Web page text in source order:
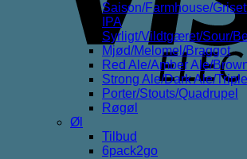
Saison/Farmhouse/
IPA
Syrligt/Vildtgæret/Sour/
Mjød/Melomel/Braggot
Red Ale/Amber Ale/
Strong Ale/Dark Ale/
Porter/Stouts/Quadrupel
Røgøl
Øl
Tilbud
6pack2go